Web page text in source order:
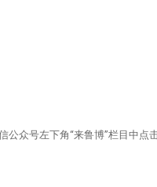
众号左下角“来鲁博”栏目中点